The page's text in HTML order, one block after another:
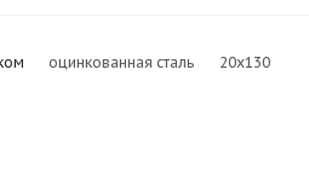
оцинкованная сталь 20х130